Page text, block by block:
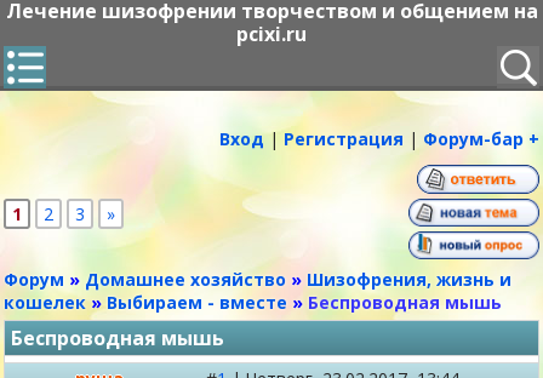
Лечение шизофрении творчеством и общением на
pcixi.ru
Вход| Регистрация | Форум-бар +
1 2 3 »
Форум » Домашнее хозяйство » Шизофрения, жизнь и
кошелек » Выбираем - вместе » Беспроводная мышь
Беспроводная мышь